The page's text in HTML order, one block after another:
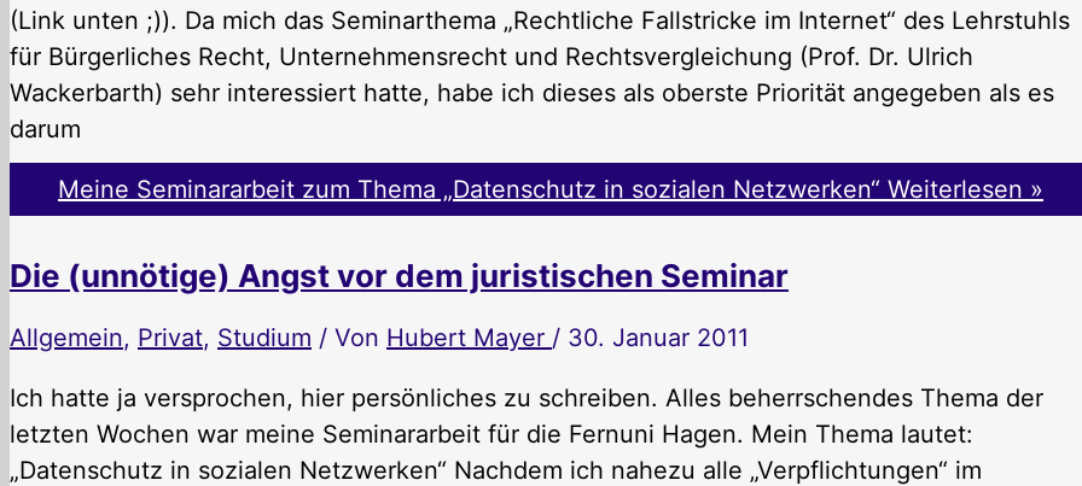
(Link unten ;)). Da mich das Seminarthema „Rechtliche Fallstricke im Internet“ des Lehrstuhls
für Bürgerliches Recht, Unternehmensrecht und Rechtsvergleichung (Prof. Dr. Ulrich
Wackerbarth) sehr interessiert hatte, habe ich dieses als oberste Priorität angegeben als es
darum
Meine Seminararbeit zum Thema „Datenschutz in sozialen Netzwerken“ Weiterlesen »
Die (unnötige) Angst vor dem juristischen Seminar
Allgemein, Privat, Studium / Von Hubert Mayer / 30. Januar 2011
Ich hatte ja versprochen, hier persönliches zu schreiben. Alles beherrschendes Thema der
letzten Wochen war meine Seminararbeit für die Fernuni Hagen. Mein Thema lautet:
„Datenschutz in sozialen Netzwerken“ Nachdem ich nahezu alle „Verpflichtungen“ im